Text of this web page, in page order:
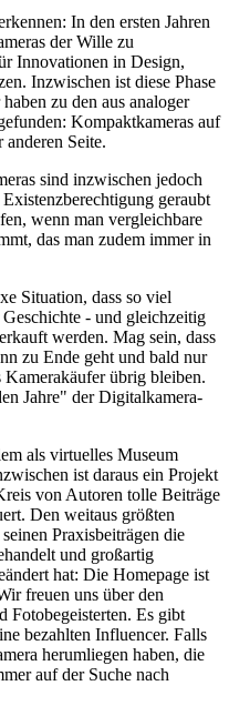
In den ersten Jahren
der Wille zu
Innovationen in Design,
Inzwischen ist diese Phase
zu den aus analoger
Kompaktkameras auf
anderen Seite.
sind inzwischen jedoch
geraubt
wenn man vergleichbare
das man zudem immer in
Situation, dass so viel
- und gleichzeitig
werden. Mag sein, dass
zu Ende geht und bald nur
übrig bleiben.
Jahre" der Digitalkamera-
als virtuelles Museum
ist daraus ein Projekt
von Autoren tolle Beiträge
Den weitaus größten
Praxisbeiträgen die
und großartig
hat: Die Homepage ist
freuen uns über den
Fotobegeisterten. Es gibt
bezahlten Influencer. Falls
herumliegen haben, die
auf der Suche nach